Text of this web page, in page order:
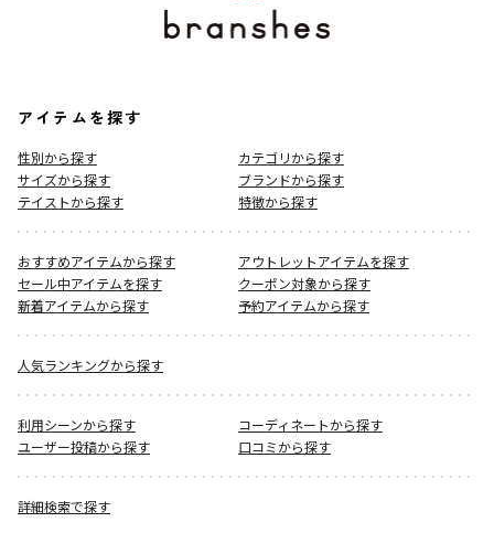
アイテムを探す
性別から探す
カテゴリから探す
サイズから探す
ブランドから探す
テイストから探す
特徴から探す
おすすめアイテムから探す
アウトレットアイテムを探す
セール中アイテムを探す
クーポン対象から探す
新着アイテムから探す
予約アイテムから探す
人気ランキングから探す
利用シーンから探す
コーディネートから探す
ユーザー投稿から探す
口コミから探す
詳細検索で探す